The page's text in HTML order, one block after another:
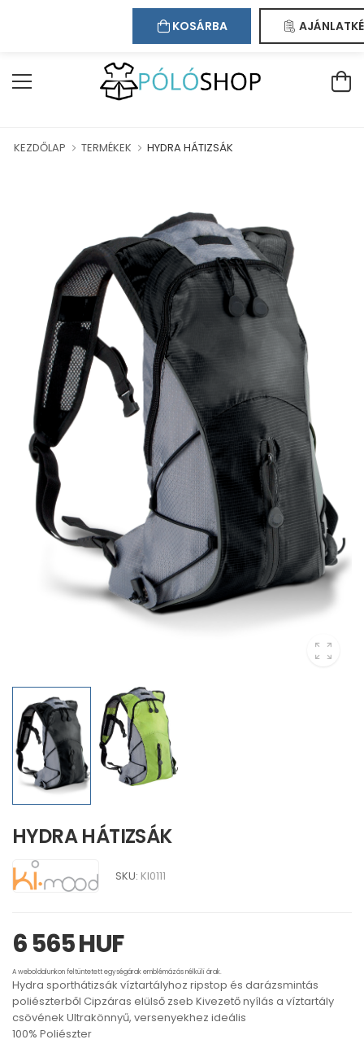
ÜDVÖZÖLJÜK WEBÁRUHÁZUNKBAN!
Kapcsolat Regisztráció
KEZDŐLAP TERMÉKEK HYDRA HÁTIZSÁK
HYDRA HÁTIZSÁK
SKU: KI0111
6 565 HUF
A weboldalunkon feltüntetett egységárak emblémázás nélküli árak.
Hydra sporthátizsák víztartályhoz ripstop és darázsmintás
poliészterből Cipzáras elülső zseb Kivezető nyílás a víztartály
csövének Ultrakönnyű, versenyekhez ideális
100% Poliészter
KOSÁRBA